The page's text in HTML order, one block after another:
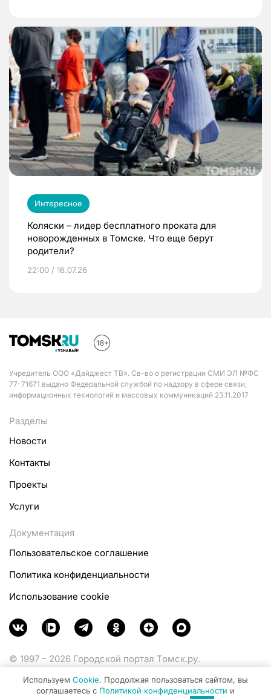
Интересное
Коляски – лидер бесплатного проката для
новорожденных в Томске. Что еще берут
родители?
22:00 / 16.07.26
Учредитель ООО «Дайджест ТВ». Св-во о регистрации СМИ ЭЛ №ФС
77-71671 выдано Федеральной службой по надзору в сфере связи,
информационных технологий и массовых коммуникаций 23.11.2017
Разделы
Новости
Контакты
Проекты
Услуги
Документация
Пользовательское соглашение
Политика конфиденциальности
Использование cookie
© 1997 – 2026 Городской портал Томск.ру.
Министерства цифрового развития, связи и массовых
Используем Cookie. Продолжая пользоваться сайтом, вы
соглашаетесь с Политикой конфиденциальности и